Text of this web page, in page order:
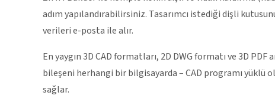
adım yapılandırabilirsiniz. Tasarımcı istediği dişli
verileri e-posta ile alır.
En yaygın 3D CAD formatları, 2D DWG formatı ve 3D
bileşeni herhangi bir bilgisayarda – CAD programı yüklü
sağlar.